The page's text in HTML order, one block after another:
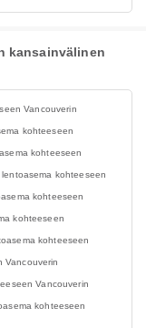
kansainvälinen
Vancouverin
kohteeseen
kohteeseen
kohteeseen
kohteeseen
kohteeseen
kohteeseen
Vancouverin
Vancouverin
kohteeseen